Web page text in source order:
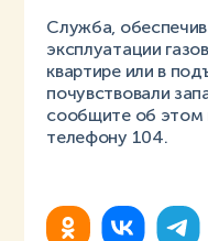
Служба,
эксплуатации
квартире или в
почувствовали
сообщите об этом
телефону 104.